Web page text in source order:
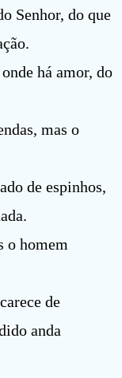
Senhor, do que
há amor, do
mas o
de espinhos,
o homem
de
anda